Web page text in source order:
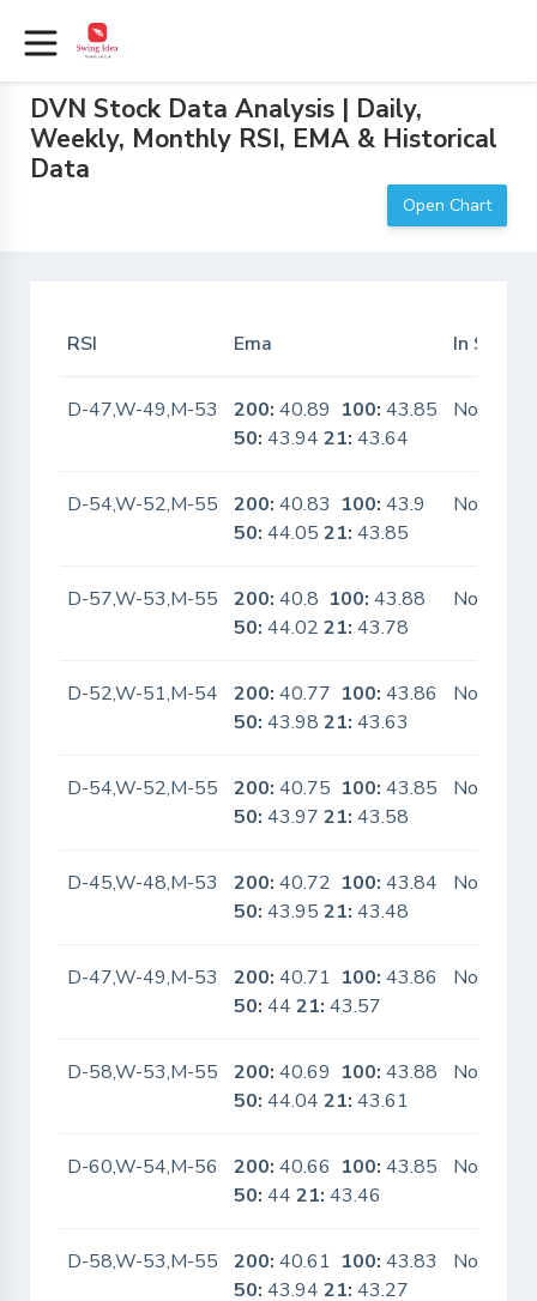
DVN Stock Data Analysis | Daily,
Weekly, Monthly RSI, EMA & Historical
Data
Open Chart
RSI Ema In
D-47,W-49,M-53 200: 40.89 100: 43.85
50: 43.9421: 43.64
No
D-54,W-52,M-55 200: 40.83 100: 43.9
50: 44.0521: 43.85
No
D-57,W-53,M-55 200: 40.8 100: 43.88
50: 44.0221: 43.78
No
D-52,W-51,M-54 200: 40.77 100: 43.86
50: 43.9821: 43.63
No
D-54,W-52,M-55 200: 40.75 100: 43.85
50: 43.9721: 43.58
No
D-45,W-48,M-53 200: 40.72 100: 43.84
50: 43.9521: 43.48
No
D-47,W-49,M-53 200: 40.71 100: 43.86
50: 4421: 43.57
No
D-58,W-53,M-55 200: 40.69 100: 43.88
50: 44.0421: 43.61
No
D-60,W-54,M-56 200: 40.66 100: 43.85
50: 4421: 43.46
No
D-58,W-53,M-55 200: 40.61 100: 43.83
50: 43.9421: 43.27
No